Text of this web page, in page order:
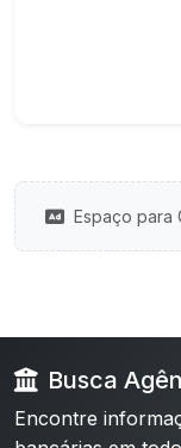
Espaço para
Busca
Encontre